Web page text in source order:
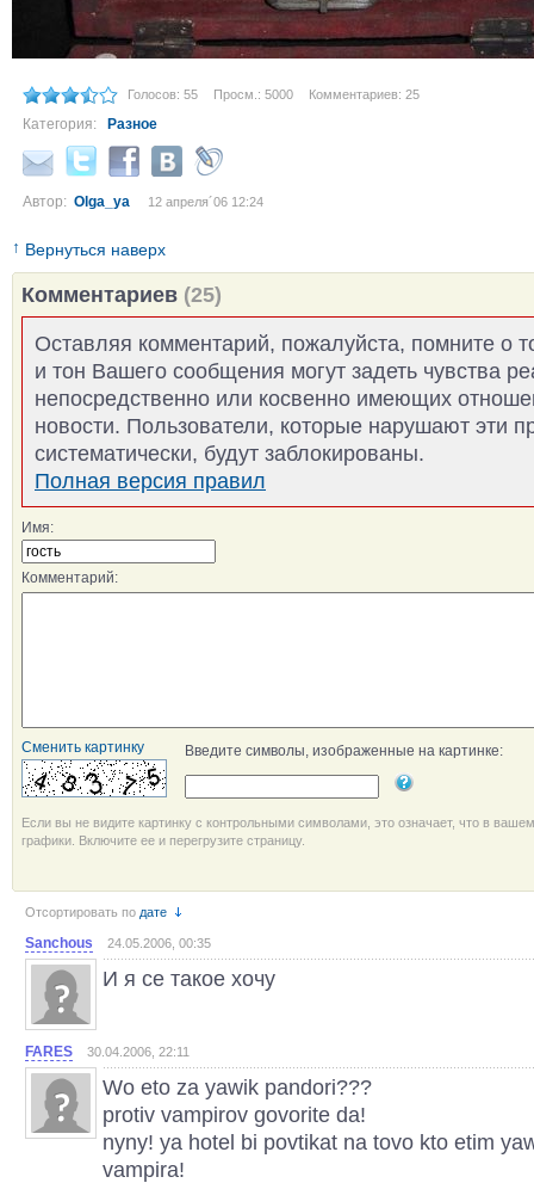
Голосов: 55 Просм.: 5000 Комментариев: 25
Категория: Разное
Автор: Olga_ya 12 апреля´06 12:24
↑ Вернуться наверх
Комментариев (25)
Оставляя комментарий, пожалуйста, помните о
и тон Вашего сообщения могут задеть чувства
непосредственно или косвенно имеющих
новости. Пользователи, которые нарушают эти
систематически, будут заблокированы.
Полная версия правил
Имя:
Комментарий:
Сменить картинку Введите символы, изображенные на картинке:
Если вы не видите картинку с контрольными символами, это означает, что в
графики. Включите ее и перегрузите страницу.
Отсортировать по дате
Sanchous 24.05.2006, 00:35
И я се такое хочу
FARES 30.04.2006, 22:11
Wo eto za yawik pandori???
protiv vampirov govorite da!
nyny! ya hotel bi povtikat na tovo kto etim
vampira!